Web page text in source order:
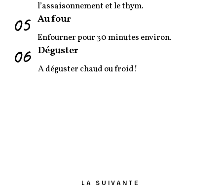
l’assaisonnement et le thym.
05 Au four
Enfourner pour 30 minutes environ.
06 Déguster
A déguster chaud ou froid!
LA SUIVANTE